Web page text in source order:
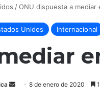
/ ONU dispuesta a mediar
Unidos Internacional
S
8 de enero de 2020 1